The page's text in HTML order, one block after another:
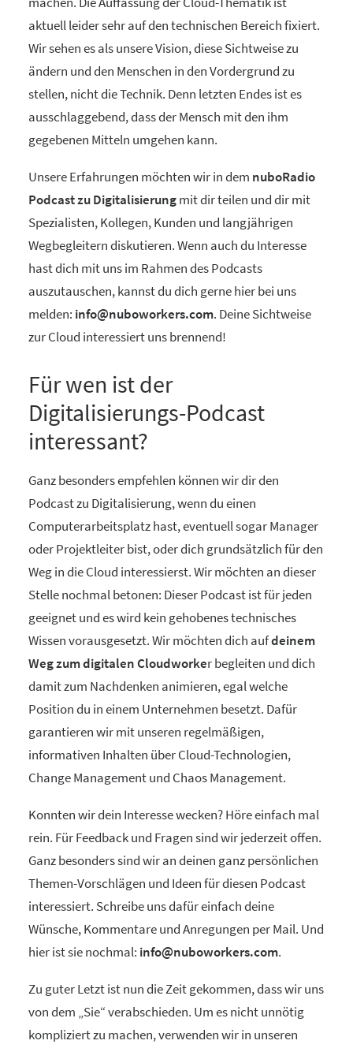
aktuell leider sehr auf den technischen Bereich fixiert.
Wir sehen es als unsere Vision, diese Sichtweise zu
ändern und den Menschen in den Vordergrund zu
stellen, nicht die Technik. Denn letzten Endes ist es
ausschlaggebend, dass der Mensch mit den ihm
gegebenen Mitteln umgehen kann.
Unsere Erfahrungen möchten wir in dem nuboRadio
Podcast zu Digitalisierungmit dir teilen und dir mit
Spezialisten, Kollegen, Kunden und langjährigen
Wegbegleitern diskutieren. Wenn auch du Interesse
hast dich mit uns im Rahmen des Podcasts
auszutauschen, kannst du dich gerne hier bei uns
melden: info@nuboworkers.com. Deine Sichtweise
zur Cloud interessiert uns brennend!
Für wen ist der
Digitalisierungs-Podcast
interessant?
Ganz besonders empfehlen können wir dir den
Podcast zu Digitalisierung, wenn du einen
Computerarbeitsplatz hast, eventuell sogar Manager
oder Projektleiter bist, oder dich grundsätzlich für den
Weg in die Cloud interessierst. Wir möchten an dieser
Stelle nochmal betonen: Dieser Podcast ist für jeden
geeignet und es wird kein gehobenes technisches
Wissen vorausgesetzt. Wir möchten dich aufdeinem
Weg zum digitalen Cloudworker begleiten und dich
damit zum Nachdenken animieren, egal welche
Position du in einem Unternehmen besetzt. Dafür
garantieren wir mit unseren regelmäßigen,
informativen Inhalten über Cloud-Technologien,
Change Management und Chaos Management.
Konnten wir dein Interesse wecken? Höre einfach mal
rein. Für Feedback und Fragen sind wir jederzeit offen.
Ganz besonders sind wir an deinen ganz persönlichen
Themen-Vorschlägen und Ideen für diesen Podcast
interessiert. Schreibe uns dafür einfach deine
Wünsche, Kommentare und Anregungen per Mail. Und
hier ist sie nochmal: info@nuboworkers.com.
Zu guter Letzt ist nun die Zeit gekommen, dass wir uns
von dem „Sie“ verabschieden. Um es nicht unnötig
kompliziert zu machen, verwenden wir in unseren